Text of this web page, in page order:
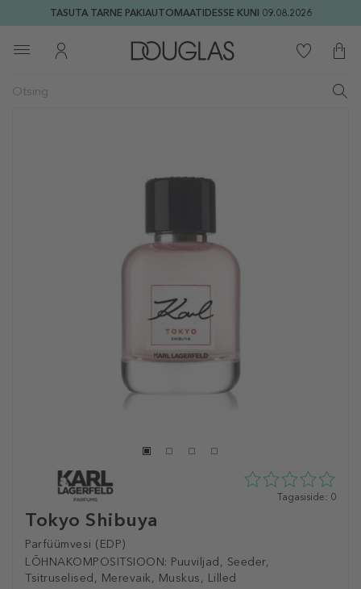
TASUTA TARNE PAKIAUTOMAATIDESSE KUNI 09.08.2026
Tokyo Shibuya
Parfüümvesi (EDP)
LÕHNAKOMPOSITSIOON: Puuviljad, Seeder,
Tsitruselised, Merevaik, Muskus, Lilled
0
Tagasiside: 0